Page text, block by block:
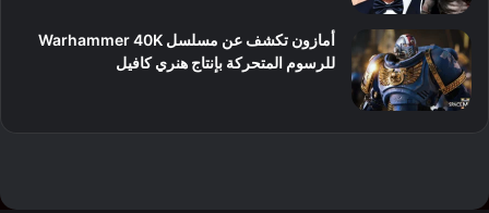
أمازون تكشف عن مسلسل Warhammer 40K
للرسوم المتحركة بإنتاج هنري كافيل